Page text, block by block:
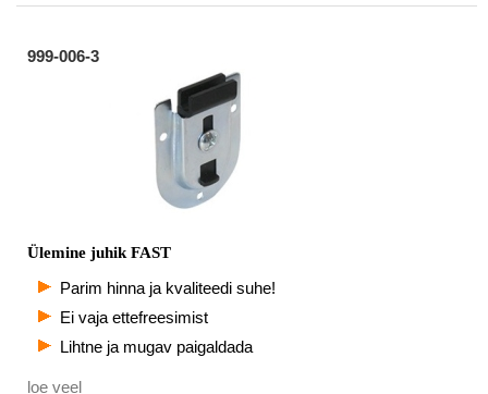
999-006-3
Ülemine juhik FAST
Parim hinna ja kvaliteedi suhe!
Ei vaja ettefreesimist
Lihtne ja mugav paigaldada
loe veel